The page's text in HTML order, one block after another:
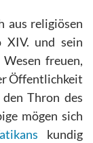
aus religiösen
XIV. und sein
freuen,
Öffentlichkeit
Thron des
mögen sich
kundig